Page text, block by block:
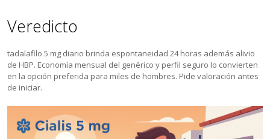
Veredicto
tadalafilo 5 mg diario brinda espontaneidad 24 horas además alivio
de HBP. Economía mensual del genérico y perfil seguro lo convierten
en la opción preferida para miles de hombres. Pide valoración antes
de iniciar.